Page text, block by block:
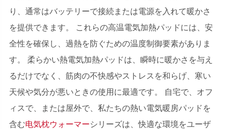
り、通常はバッテリーで接続または電源を入れて暖かさ
を提供できます。 これらの高温電気加熱パッドには、安
全性を確保し、過熱を防ぐための温度制御要素がありま
す。 柔らかい熱電気加熱パッドは、瞬時に暖かさを与え
るだけでなく、筋肉の不快感やストレスを和らげ、寒い
天候や気分が悪いときの使用に最適です。 自宅で、オフ
ィスで、または屋外で、私たちの熱い電気暖房パッドを
含む电気枕ウォーマーシリーズは、快適な環境をユーザ